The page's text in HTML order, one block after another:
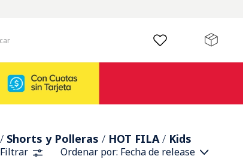
Shorts y Polleras HOT FILA Kids
Filtrar Ordenar por Fecha de release